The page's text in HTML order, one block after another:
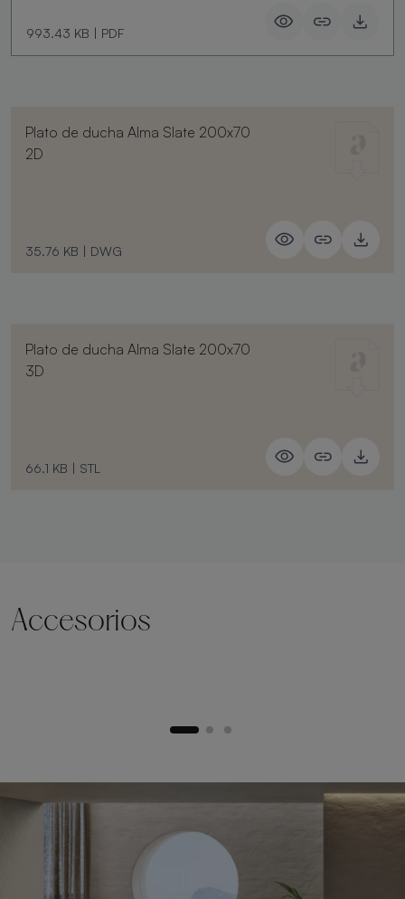
993.43 KB | PDF
Plato de ducha Alma Slate 200x70
2D
35.76 KB | DWG
Plato de ducha Alma Slate 200x70
3D
66.1 KB | STL
Accesorios